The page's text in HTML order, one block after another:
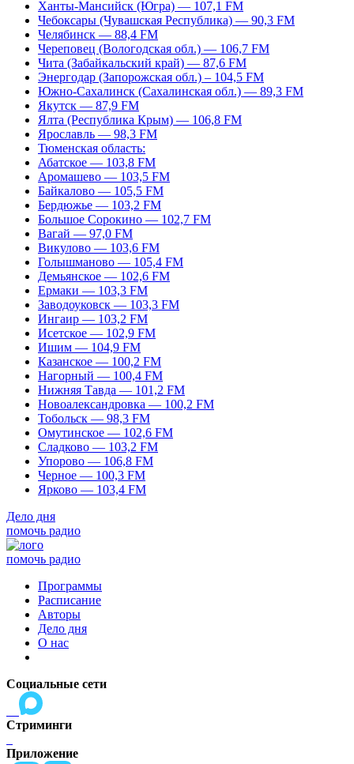
Ханты-Мансийск (Югра) — 107,1 FM
Чебоксары (Чувашская Республика) — 90,3 FM
Челябинск — 88,4 FM
Череповец (Вологодская обл.) — 106,7 FM
Чита (Забайкальский край) — 87,6 FM
Энергодар (Запорожская обл.) – 104,5 FM
Южно-Сахалинск (Сахалинская обл.) — 89,3 FM
Якутск — 87,9 FM
Ялта (Республика Крым) — 106,8 FM
Ярославль — 98,3 FM
Тюменская область:
Абатское — 103,8 FM
Аромашево — 103,5 FM
Байкалово — 105,5 FM
Бердюжье — 103,2 FM
Большое Сорокино — 102,7 FM
Вагай — 97,0 FM
Викулово — 103,6 FM
Голышманово — 105,4 FM
Демьянское — 102,6 FM
Ермаки — 103,3 FM
Заводоуковск — 103,3 FM
Ингаир — 103,2 FM
Исетское — 102,9 FM
Ишим — 104,9 FM
Казанское — 100,2 FM
Нагорный — 100,4 FM
Нижняя Тавда — 101,2 FM
Новоалександровка — 100,2 FM
Тобольск — 98,3 FM
Омутинское — 102,6 FM
Сладково — 103,2 FM
Упорово — 106,8 FM
Черное — 100,3 FM
Ярково — 103,4 FM
Дело дня
помочь радио
помочь радио
Программы
Расписание
Авторы
Дело дня
О нас
Социальные сети
Стриминги
Приложение